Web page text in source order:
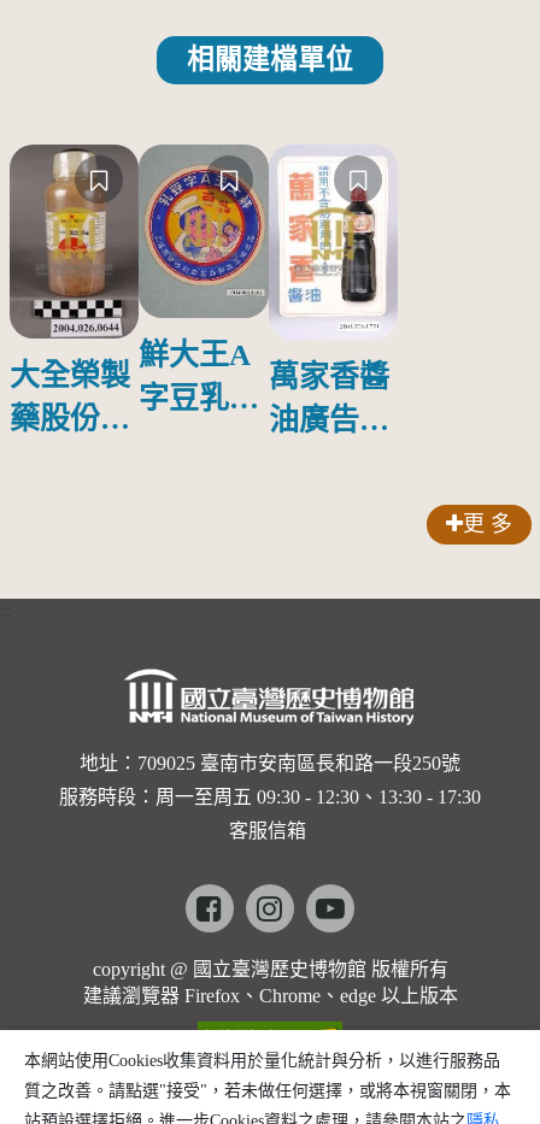
相關建檔單位
大全榮製
藥股份有
鮮大王A
字豆乳罐
萬家香醬
油廣告塑
更 多
地址：709025 臺南市安南區長和路一段250號
服務時段：周一至周五 09:30 - 12:30、13:30 - 17:30
客服信箱
Facebookinstagramyoutube
copyright @ 國立臺灣歷史博物館 版權所有
建議瀏覽器 Firefox、Chrome、edge 以上版本
本網站使用Cookies收集資料用於量化統計與分析，以進行服務品
質之改善。請點選"接受"，若未做任何選擇，或將本視窗關閉，本
站預設選擇拒絕。進一步Cookies資料之處理，請參閱本站之 隱私